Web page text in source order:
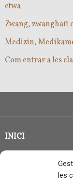
les
etwa
Zwang, zwanghaft
Medizin,
Com entrar a les
INICI
CLASSE EN GRUP